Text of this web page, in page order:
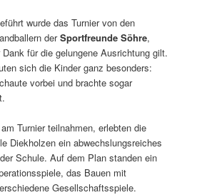
wurde das Turnier von den
derSportfreunde Söhre,
für die gelungene Ausrichtung gilt.
sich die Kinder ganz besonders:
vorbei und brachte sogar
Turnier teilnahmen, erlebten die
Diekholzen ein abwechslungsreiches
Schule. Auf dem Plan standen ein
das Bauen mit
Gesellschaftsspiele.